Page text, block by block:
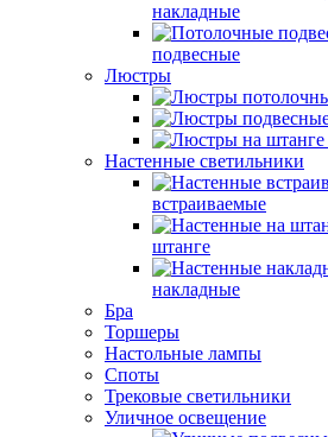
накладные
подвесные
Люстры
Настенные светильники
встраиваемые
штанге
накладные
Бра
Торшеры
Настольные лампы
Споты
Трековые светильники
Уличное освещение